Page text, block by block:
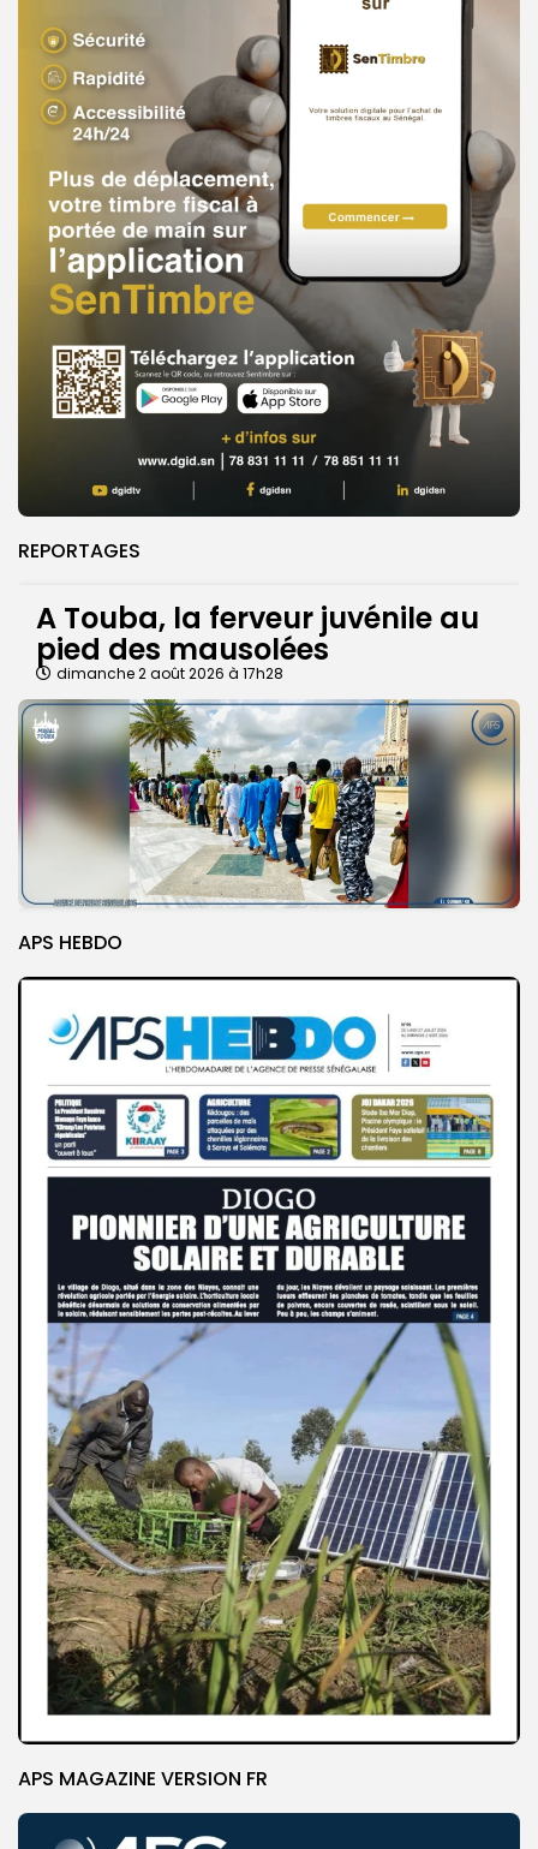
REPORTAGES
A Touba, la ferveur juvénile au
pied des mausolées
dimanche 2 août 2026 à 17h28
APS HEBDO
APS MAGAZINE VERSION FR